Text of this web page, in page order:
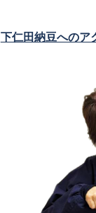
下仁田納豆へのア